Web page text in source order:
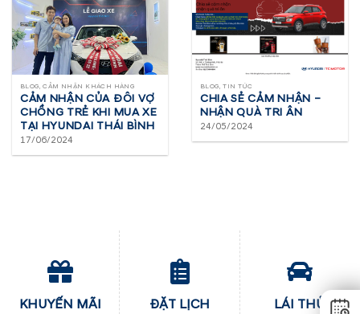
BLOG, CẢM NHẬN KHÁCH HÀNG
CẢM NHẬN CỦA ĐÔI VỢ
CHỒNG TRẺ KHI MUA XE
TẠI HYUNDAI THÁI BÌNH
17/06/2024
BLOG, TIN TỨC
CHIA SẺ CẢM NHẬN –
NHẬN QUÀ TRI ÂN
24/05/2024
KHUYẾN MÃI ĐẶT LỊCH LÁI THỬ